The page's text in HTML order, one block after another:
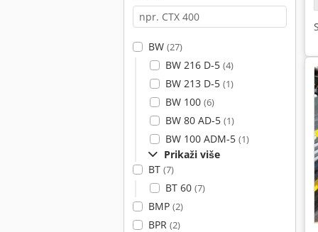
BW (27)
BW 216 D-5 (4)
BW 213 D-5 (1)
BW 100 (6)
BW 80 AD-5 (1)
BW 100 ADM-5 (1)
Prikaži više
BT (7)
BT 60 (7)
BMP (2)
BPR (2)